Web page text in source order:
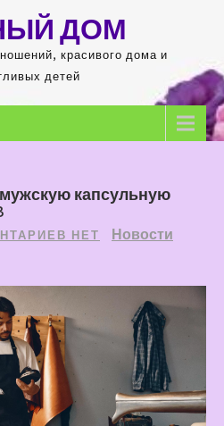
ДОМ
красивого дома и
детей
мужскую капсульную
НЕТ
Новости